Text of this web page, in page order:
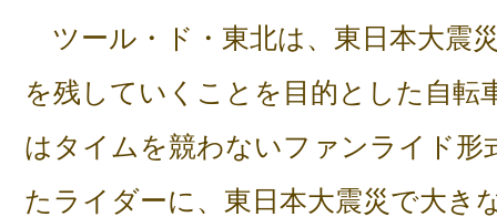
ツール・ド・東北は、東日本大震
を残していくことを目的とした自転
はタイムを競わないファンライド形
たライダーに、東日本大震災で大き